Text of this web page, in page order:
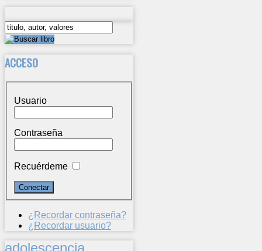
ACCESO
Usuario
Contraseña
Recuérdeme
¿Recordar contraseña?
¿Recordar usuario?
adolescencia